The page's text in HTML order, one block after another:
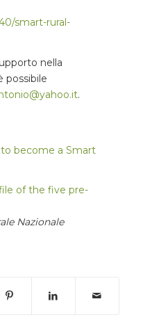
smart-rural-
nella
possibile
.
to become a Smart
of the five pre-
Nazionale